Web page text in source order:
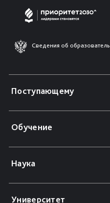
Сведения об
Поступающему
Обучение
Наука
Университет